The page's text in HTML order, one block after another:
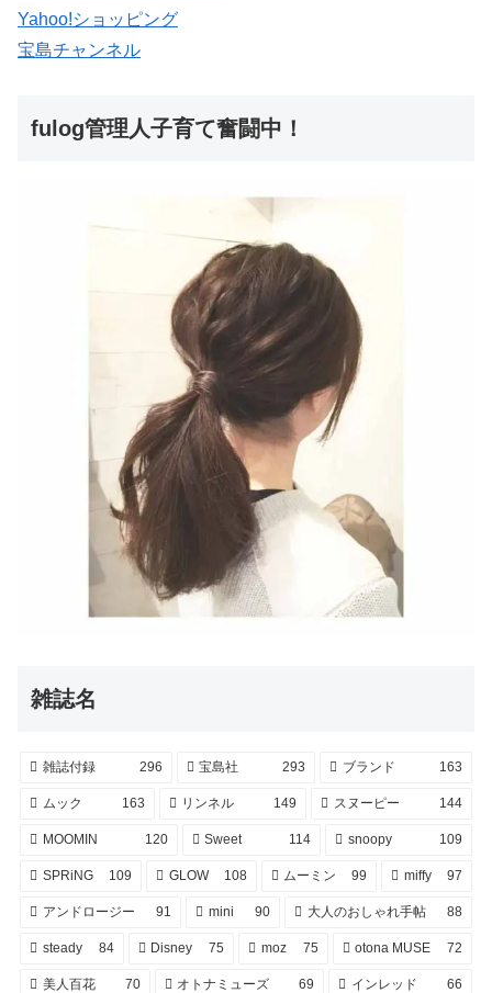
Yahoo!ショッピング
宝島チャンネル
fulog管理人子育て奮闘中！
雑誌名
雑誌付録 296 宝島社 293 ブランド 163
ムック 163 リンネル 149 スヌーピー 144
MOOMIN 120 Sweet 114 snoopy 109
SPRiNG 109 GLOW 108 ムーミン 99 miffy 97
アンドロージー 91 mini 90 大人のおしゃれ手帖 88
steady 84 Disney 75 moz 75 otona MUSE 72
美人百花 70 オトナミューズ 69 インレッド 66